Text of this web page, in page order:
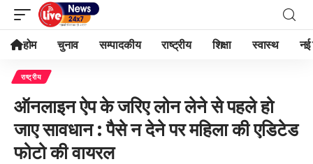
होम चुनाव सम्पादकीय राष्ट्रीय शिक्षा स्वास्थ नई
राष्ट्रीय
ऑनलाइन ऐप के जरिए लोन लेने से पहले हो
जाए सावधान : पैसे न देने पर महिला की एडिटेड
फोटो की वायरल